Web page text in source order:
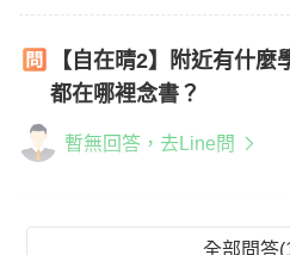
【自在晴2】附近有什
都在哪裡念書？
暫無回答，去Line問
全部問答